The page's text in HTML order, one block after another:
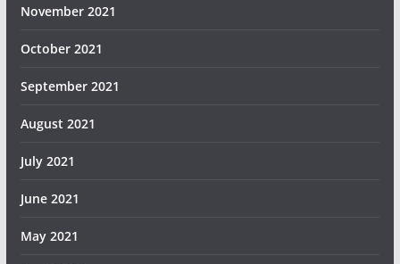
November 2021
October 2021
September 2021
August 2021
July 2021
June 2021
May 2021